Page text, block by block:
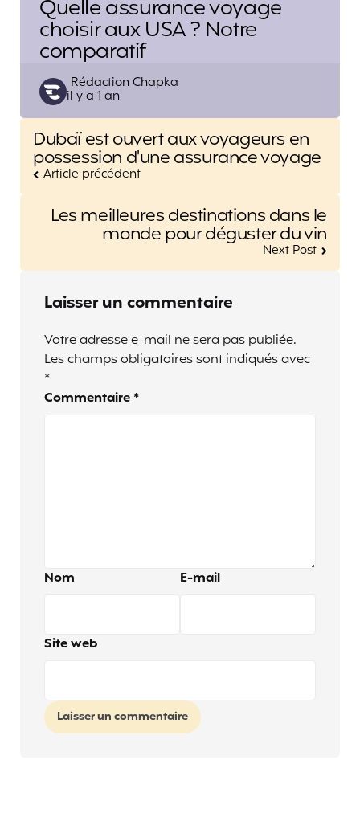
Quelle assurance voyage
choisir aux USA ? Notre
comparatif
Posted
by
Rédaction Chapka
il y a 1 an
Post
navigation
Dubaï est ouvert aux voyageurs en
possession d'une assurance voyage
Article précédent
Les meilleures destinations dans le
monde pour déguster du vin
Next Post
Laisser un commentaire
Votre adresse e-mail ne sera pas publiée.
Les champs obligatoires sont indiqués avec
*
Commentaire *
Nom E-mail
Site web